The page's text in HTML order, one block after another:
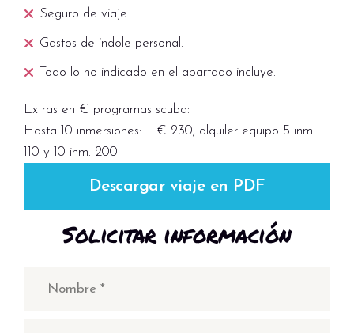
Seguro de viaje.
Gastos de índole personal.
Todo lo no indicado en el apartado incluye.
Extras en € programas scuba:
Hasta 10 inmersiones: + € 230; alquiler equipo 5 inm.
110 y 10 inm. 200
Descargar viaje en PDF
Solicitar información